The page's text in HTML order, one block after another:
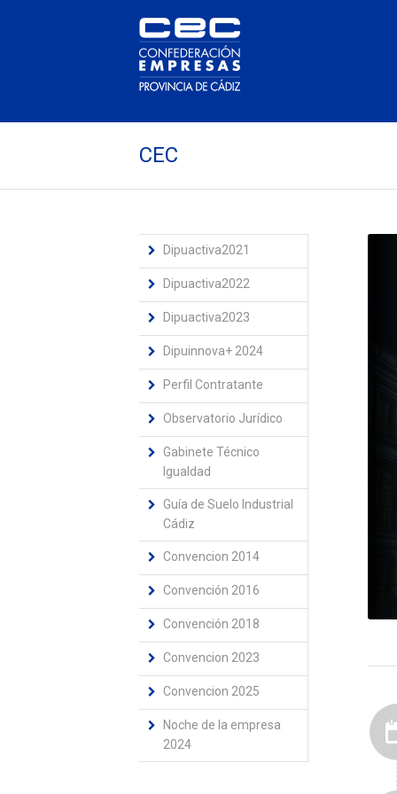
CEC
Dipuactiva2021
Dipuactiva2022
Dipuactiva2023
Dipuinnova+ 2024
Perfil Contratante
Observatorio Jurídico
Gabinete Técnico
Igualdad
Guía de Suelo Industrial
Cádiz
Convencion 2014
Convención 2016
Convención 2018
Convencion 2023
Convencion 2025
Noche de la empresa
2024